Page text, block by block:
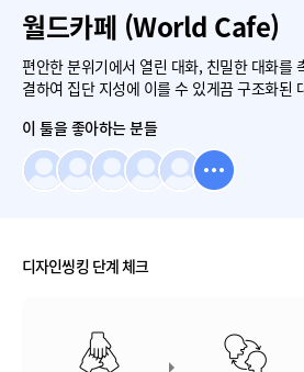
월드카페 (World Cafe)
편안한 분위기에서 열린 대화, 친밀한 대화를
결하여 집단 지성에 이를 수 있게끔 구조화된
이 툴을 좋아하는 분들
디자인씽킹 단계 체크